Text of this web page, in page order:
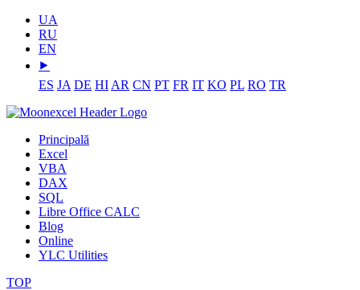
UA
RU
EN
⯈
ES JA DE HI AR CN PT FR IT KO PL RO TR
Principală
Excel
VBA
DAX
SQL
Libre Office CALC
Blog
Online
YLC Utilities
TOP